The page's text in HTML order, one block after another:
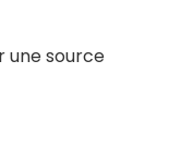
une source